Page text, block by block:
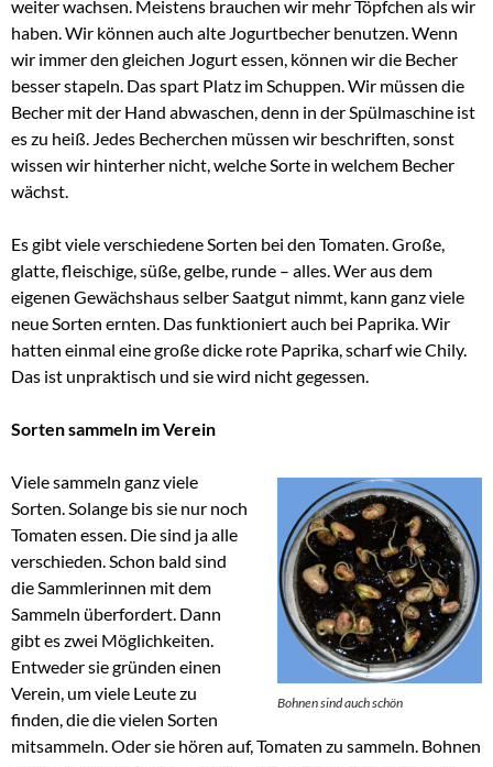
weiter wachsen. Meistens brauchen wir mehr Töpfchen als wir
haben. Wir können auch alte Jogurtbecher benutzen. Wenn
wir immer den gleichen Jogurt essen, können wir die Becher
besser stapeln. Das spart Platz im Schuppen. Wir müssen die
Becher mit der Hand abwaschen, denn in der Spülmaschine ist
es zu heiß. Jedes Becherchen müssen wir beschriften, sonst
wissen wir hinterher nicht, welche Sorte in welchem Becher
wächst.
Es gibt viele verschiedene Sorten bei den Tomaten. Große,
glatte, fleischige, süße, gelbe, runde – alles. Wer aus dem
eigenen Gewächshaus selber Saatgut nimmt, kann ganz viele
neue Sorten ernten. Das funktioniert auch bei Paprika. Wir
hatten einmal eine große dicke rote Paprika, scharf wie Chily.
Das ist unpraktisch und sie wird nicht gegessen.
Sorten sammeln im Verein
Bohnen sind auch schön
Viele sammeln ganz viele
Sorten. Solange bis sie nur noch
Tomaten essen. Die sind ja alle
verschieden. Schon bald sind
die Sammlerinnen mit dem
Sammeln überfordert. Dann
gibt es zwei Möglichkeiten.
Entweder sie gründen einen
Verein, um viele Leute zu
finden, die die vielen Sorten
mitsammeln. Oder sie hören auf, Tomaten zu sammeln. Bohnen